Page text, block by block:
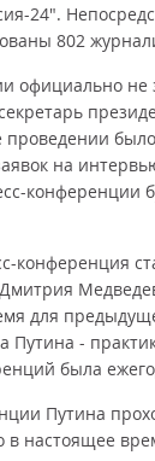
24".
802
официально не
на
конференции
конференция
для
Путина -
была
Путина
в настоящее